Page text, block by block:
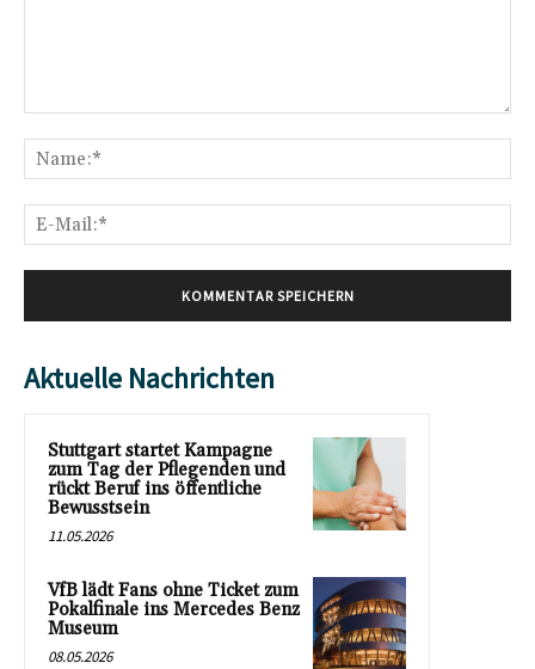
Aktuelle Nachrichten
Stuttgart startet Kampagne
zum Tag der Pflegenden und
rückt Beruf ins öffentliche
Bewusstsein
11.05.2026
VfB lädt Fans ohne Ticket zum
Pokalfinale ins Mercedes Benz
Museum
08.05.2026